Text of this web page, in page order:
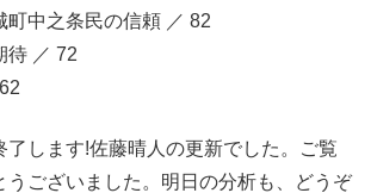
町中之条民の信頼 ／ 82
待 ／ 72
了します!佐藤晴人の更新でした。ご覧
うございました。明日の分析も、どうぞ